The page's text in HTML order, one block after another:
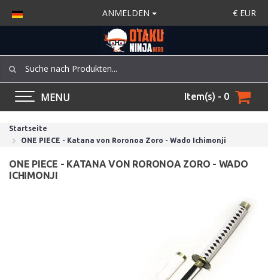
ANMELDEN € EUR
MENU Item(s) - 0
Startseite
ONE PIECE - Katana von Roronoa Zoro - Wado Ichimonji
ONE PIECE - KATANA VON RORONOA ZORO - WADO
ICHIMONJI